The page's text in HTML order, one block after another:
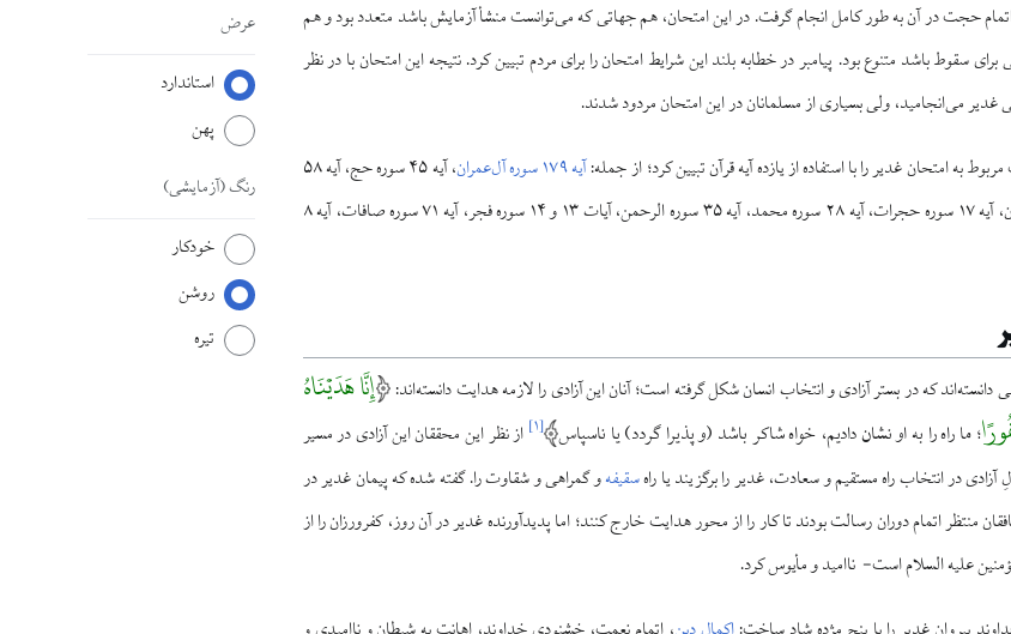
عرض
استاندارد
پهن
رنگ(آزمایشی)
خودکار
روشن
تیره
حجت در آن به طور کامل انجام گرفت. در اين امتحان، هم جهاتى كه مى‌‏توانست منشأ آزمايش باشد متعدد بود و هم
سقوط باشد متنوع بود. پيامبر در خطابه بلند اين شرايط امتحان را براى مردم تبيين کرد. نتیجه این امتحان با در نظر
غدیر می‌انجامید، ولی بسیاری از مسلمانان در این امتحان مردود شدند.
به امتحان غدیر را با استفاده از یازده آیه قرآن تبیین کرد؛ از جمله:آیه ۱۷۹ سوره آل‌عمران
، آیه ۴۵ سوره حج، آيه ۵۸
سوره اسراء، آيه ۱۴۴ سوره آل‌عمران، آيه ۱۷ سوره حجرات، آيه ۲۸ سوره محمد، آيه ۳۵ سوره الرحمن، آیات ۱۳ و ۱۴ سوره فجر، آیه ۷۱ سوره صافات، آیه ۸
كه در بستر آزادى و انتخاب انسان شكل گرفته است؛ آنان این آزادی را لازمه هدایت دانسته‌اند:
إِنَّا هَدَيْنَاهُ
؛ما راه را به او نشان داديم، خواه شاكر باشد (و پذيرا گردد) يا ناسپاس [۱] از نظر این محققان این آزادی در مسیر
در انتخاب راه مستقيم و سعادت، غدير را برگزيند يا راهسقیفهو گمراهى و شقاوت را. گفته شده که پيمان غدير در
منتظر اتمام دوران رسالت بودند تا کار را از محور هدایت خارج کنند؛ اما پديدآورنده غدیر در آن روز، كفرورزان را از
عليه السلام است- نااميد و مأیوس كرد.